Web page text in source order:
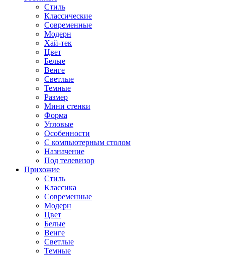
Стиль
Классические
Современные
Модерн
Хай-тек
Цвет
Белые
Венге
Светлые
Темные
Размер
Мини стенки
Форма
Угловые
Особенности
С компьютерным столом
Назначение
Под телевизор
Прихожие
Стиль
Классика
Современные
Модерн
Цвет
Белые
Венге
Светлые
Темные